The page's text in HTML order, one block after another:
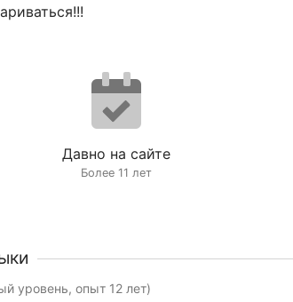
Давно на сайте
Более 11 лет
уровень, опыт 12 лет)